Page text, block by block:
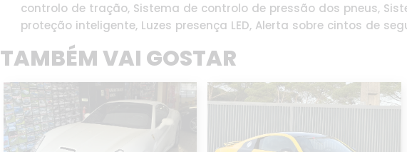
controlo de tração, Sistema de controlo de pressão dos pneus,
proteção inteligente, Luzes presença LED, Alerta sobre cintos de
TAMBÉM VAI GOSTAR